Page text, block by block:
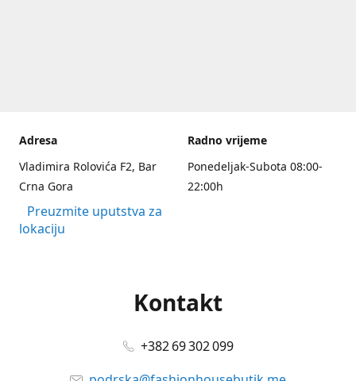
Adresa
Vladimira Rolovića F2, Bar
Crna Gora
Preuzmite uputstva za
lokaciju
Radno vrijeme
Ponedeljak-Subota 08:00-
22:00h
Kontakt
+382 69 302 099